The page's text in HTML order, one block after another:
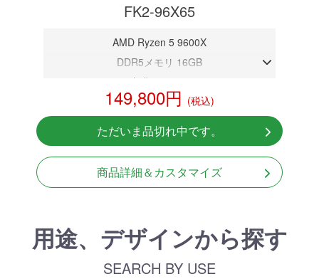
FK2-96X65
AMD Ryzen 5 9600X
DDR5メモリ 16GB
CPU内臓グラフィック
NVMeSSD 1TB
Windows11 Home 64bit
※グラフィックボードは搭載されておりません。
149,800円 (税込)
ただいま品切れ中です。
商品詳細＆カスタマイズ
用途、デザインから探す
SEARCH BY USE